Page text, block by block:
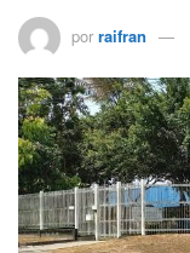
por raifran